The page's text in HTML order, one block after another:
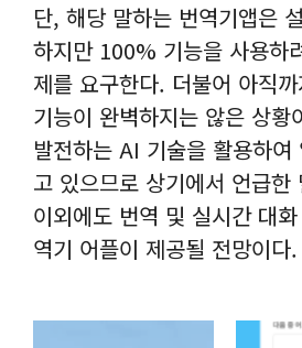
단, 해당 말하는 번역기앱은
하지만 100% 기능을 사용하
제를 요구한다. 더불어 아직
기능이 완벽하지는 않은 상황
발전하는 AI 기술을 활용하여
고 있으므로 상기에서 언급한
이외에도 번역 및 실시간 대
역기 어플이 제공될 전망이다.